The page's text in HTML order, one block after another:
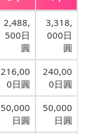
2,488,
500日
圓
3,318,
000日
圓
216,00
0日圓
240,00
0日圓
50,000
日圓
50,000
日圓